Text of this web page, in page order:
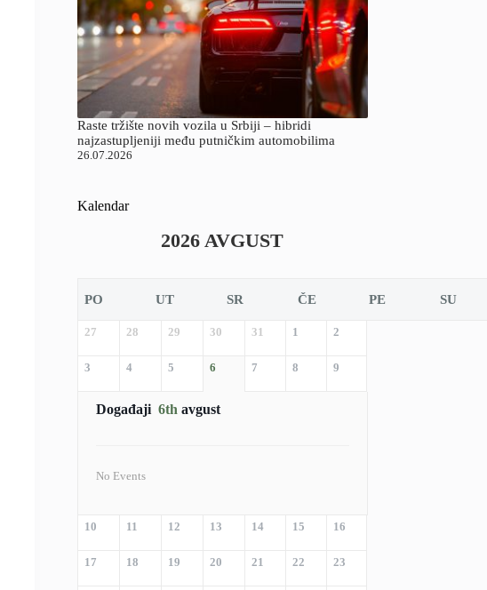
Raste tržište novih vozila u Srbiji – hibridi
najzastupljeniji među putničkim automobilima
26.07.2026
Kalendar
2026 AVGUST
PO UT SR ČE PE SU
27 28 29 30 31 1 2
3 4 5 6 7 8 9
Događaji 6th avgust
No Events
10 11 12 13 14 15 16
17 18 19 20 21 22 23